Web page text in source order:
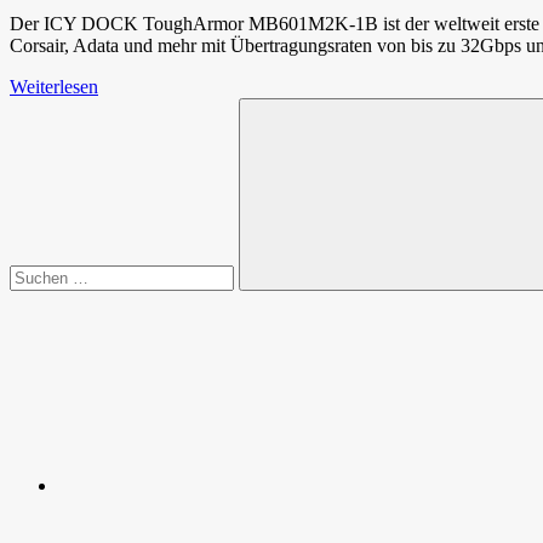
Der ICY DOCK ToughArmor MB601M2K-1B ist der weltweit erste
Corsair, Adata und mehr mit Übertragungsraten von bis zu
Weiterlesen
Suchen